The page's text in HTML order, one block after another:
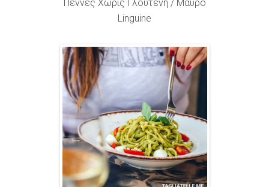
Πέννες Χωρίς Γλουτένη / Μαύρο
Linguine